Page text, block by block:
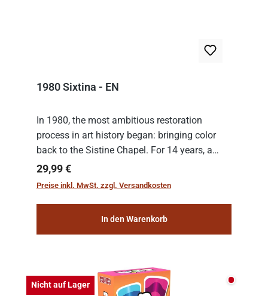
1980 Sixtina - EN
In 1980, the most ambitious restoration
process in art history began: bringing color
back to the Sistine Chapel. For 14 years, a
team of experts from the Vatican undertook
the meticulous job of cleaning and
Regulärer Preis:
29,99 €
Preise inkl. MwSt. zzgl. Versandkosten
In den Warenkorb
Nicht auf Lager Nicht